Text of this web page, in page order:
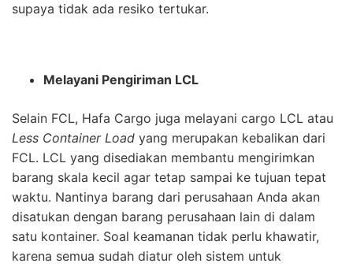
supaya tidak ada resiko tertukar.
Melayani Pengiriman LCL
Selain FCL, Hafa Cargo juga melayani cargo LCL atau
Less Container Load yang merupakan kebalikan dari
FCL. LCL yang disediakan membantu mengirimkan
barang skala kecil agar tetap sampai ke tujuan tepat
waktu. Nantinya barang dari perusahaan Anda akan
disatukan dengan barang perusahaan lain di dalam
satu kontainer. Soal keamanan tidak perlu khawatir,
karena semua sudah diatur oleh sistem untuk